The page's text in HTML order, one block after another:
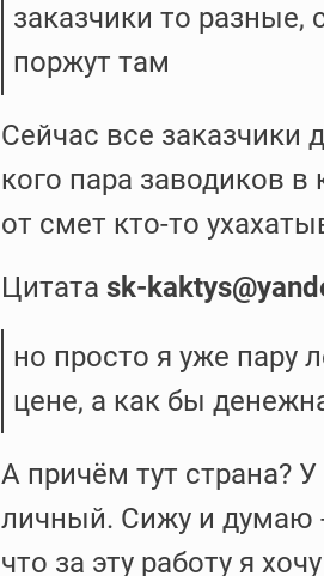
заказчики то
поржут там
Сейчас все заказчики
кого пара заводиков
от смет кто-то
Цитата sk-
но просто я уже пару
цене, а как бы
А причём тут страна?
личный. Сижу и думаю
что за эту работу я